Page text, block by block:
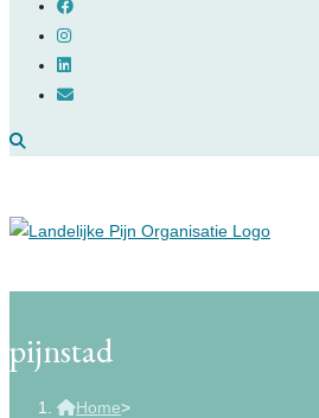
pijnstad
Home>